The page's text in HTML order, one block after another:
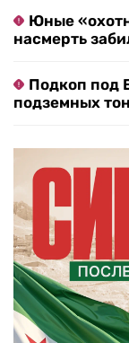
Юные
насмерть
Подкоп под
подземных